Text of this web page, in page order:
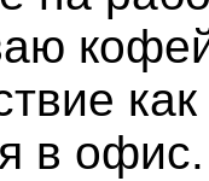
в офис.